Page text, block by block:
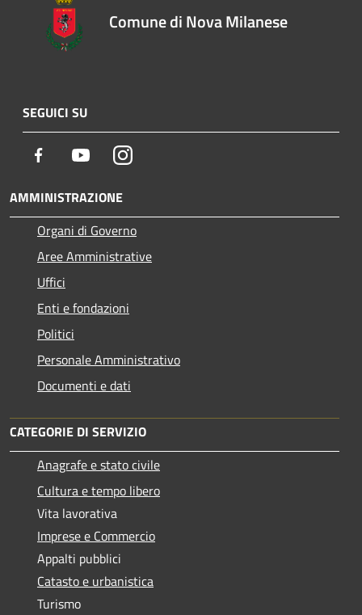
Comune di Nova Milanese
SEGUICI SU
Facebook YoutubeInstagram
AMMINISTRAZIONE
Organi di Governo
Aree Amministrative
Uffici
Enti e fondazioni
Politici
Personale Amministrativo
Documenti e dati
CATEGORIE DI SERVIZIO
Anagrafe e stato civile
Cultura e tempo libero
Vita lavorativa
Imprese e Commercio
Appalti pubblici
Catasto e urbanistica
Turismo